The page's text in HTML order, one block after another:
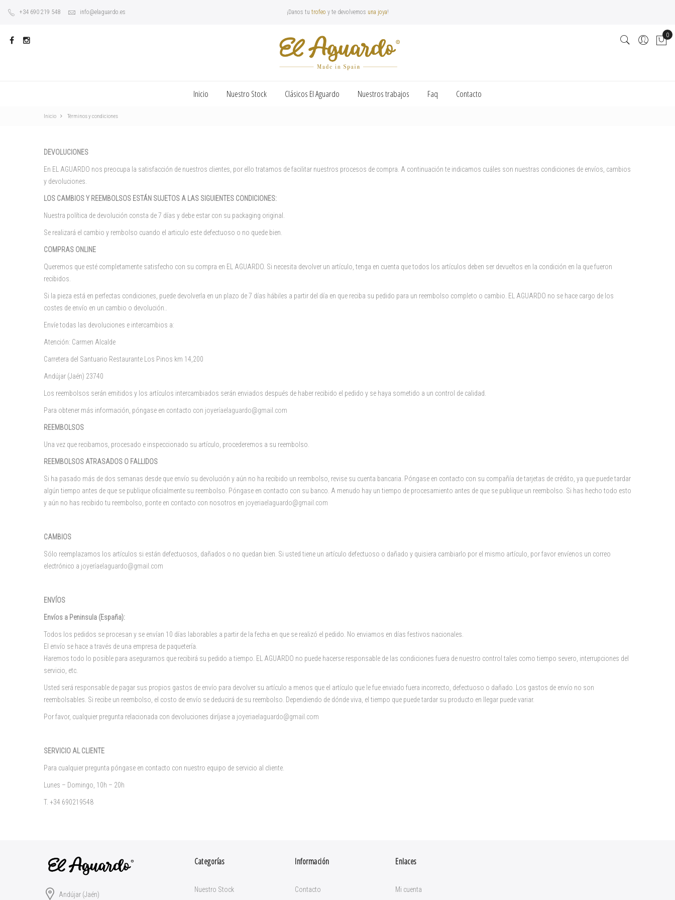
+34 690 219 548 info@elaguardo.es ¡Danos tu trofeo y te devolvemos una joya!
0
Inicio Nuestro Stock Clásicos El Aguardo Nuestros trabajos Faq Contacto
Inicio Términos y condiciones
DEVOLUCIONES
En EL AGUARDO nos preocupa la satisfacción de nuestros clientes, por ello tratamos de facilitar nuestros procesos de compra. A continuación te indicamos cuáles son nuestras condiciones de envíos, cambios
y devoluciones.
LOS CAMBIOS Y REEMBOLSOS ESTÁN SUJETOS A LAS SIGUIENTES CONDICIONES:
Nuestra política de devolución consta de 7 días y debe estar con su packaging original.
Se realizará el cambio y rembolso cuando el articulo este defectuoso o no quede bien.
COMPRAS ONLINE
Queremos que esté completamente satisfecho con su compra en EL AGUARDO. Si necesita devolver un artículo, tenga en cuenta que todos los artículos deben ser devueltos en la condición en la que fueron
recibidos.
Si la pieza está en perfectas condiciones, puede devolverla en un plazo de 7 días hábiles a partir del día en que reciba su pedido para un reembolso completo o cambio. EL AGUARDO no se hace cargo de los
costes de envío en un cambio o devolución..
Envíe todas las devoluciones e intercambios a:
Atención: Carmen Alcalde
Carretera del Santuario Restaurante Los Pinos km 14,200
Andújar (Jaén) 23740
Los reembolsos serán emitidos y los artículos intercambiados serán enviados después de haber recibido el pedido y se haya sometido a un control de calidad.
Para obtener más información, póngase en contacto con joyeríaelaguardo@gmail.com
REEMBOLSOS
Una vez que recibamos, procesado e inspeccionado su artículo, procederemos a su reembolso.
REEMBOLSOS ATRASADOS O FALLIDOS
Si ha pasado más de dos semanas desde que envío su devolución y aún no ha recibido un reembolso, revise su cuenta bancaria. Póngase en contacto con su compañía de tarjetas de crédito, ya que puede tardar
algún tiempo antes de que se publique oficialmente su reembolso. Póngase en contacto con su banco. A menudo hay un tiempo de procesamiento antes de que se publique un reembolso. Si has hecho todo esto
y aún no has recibido tu reembolso, ponte en contacto con nosotros en joyeriaelaguardo@gmail.com
CAMBIOS
Sólo reemplazamos los artículos si están defectuosos, dañados o no quedan bien. Si usted tiene un artículo defectuoso o dañado y quisiera cambiarlo por el mismo artículo, por favor envíenos un correo
electrónico a joyeríaelaguardo@gmail.com
ENVÍOS
Envíos a Peninsula (España):
Todos los pedidos se procesan y se envían 10 días laborables a partir de la fecha en que se realizó el pedido. No enviamos en días festivos nacionales.
El envío se hace a través de una empresa de paquetería.
Haremos todo lo posible para asegurarnos que recibirá su pedido a tiempo. EL AGUARDO no puede hacerse responsable de las condiciones fuera de nuestro control tales como tiempo severo, interrupciones del
servicio, etc.
Usted será responsable de pagar sus propios gastos de envío para devolver su artículo a menos que el artículo que le fue enviado fuera incorrecto, defectuoso o dañado. Los gastos de envío no son
reembolsables. Si recibe un reembolso, el costo de envío se deducirá de su reembolso. Dependiendo de dónde viva, el tiempo que puede tardar su producto en llegar puede variar.
Por favor, cualquier pregunta relacionada con devoluciones diríjase a joyeriaelaguardo@gmail.com
SERVICIO AL CLIENTE
Para cualquier pregunta póngase en contacto con nuestro equipo de servicio al cliente.
Lunes – Domingo, 10h – 20h
T. +34 690219548
Andújar (Jaén)
Categorías
Nuestro Stock
Información
Contacto
Enlaces
Mi cuenta